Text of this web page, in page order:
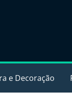
e Decoração